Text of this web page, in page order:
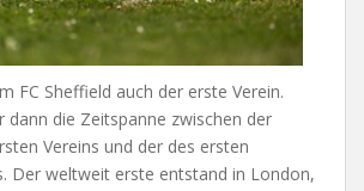
FC Sheffield auch der erste Verein.
dann die Zeitspanne zwischen der
Vereins und der des ersten
Der weltweit erste entstand in London,